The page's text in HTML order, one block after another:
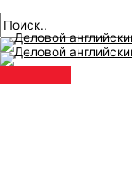
к
содержанию
меню
Т
е
м
ы
И
с
к
а